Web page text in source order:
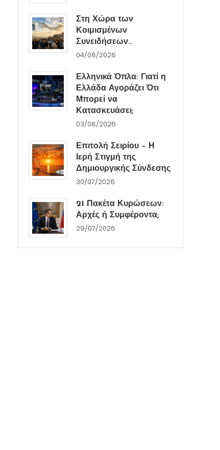
Στη Χώρα των
Κοιμισμένων
Συνειδήσεων..
04/08/2026
Ελληνικά Όπλα: Γιατί η
Ελλάδα Αγοράζει Ότι
Μπορεί να
Κατασκευάσει;
03/08/2026
Επιτολή Σειρίου – Η
Ιερή Στιγμή της
Δημιουργικής Σύνδεσης
30/07/2026
21 Πακέτα Κυρώσεων:
Αρχές ή Συμφέροντα;
29/07/2026